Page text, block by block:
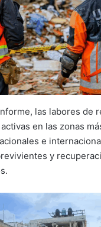
las labores de
en las zonas
e
y